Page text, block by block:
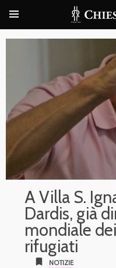
A Villa S.
Dardis, già
mondiale
rifugiati
bookmark NOTIZIE